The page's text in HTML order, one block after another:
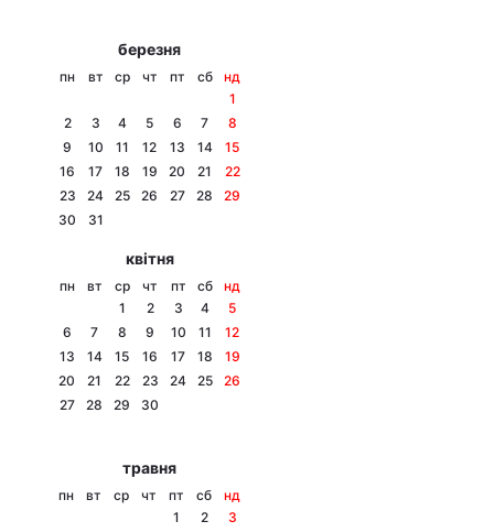
Головна
Економіка
березня
пн вт ср чт пт сб
нд
1
2
3 4 5 6 7
8
9
10 11 12 13 14
15
16
17 18 19 20 21
22
23
24 25 26 27 28
29
30
31
квітня
пн вт ср чт пт сб
нд
1
2 3 4
5
6
7 8 9 10 11
12
13
14 15 16 17 18
19
20
21 22 23 24 25
26
27
28 29 30
травня
пн вт ср чт пт сб
нд
1
2
3